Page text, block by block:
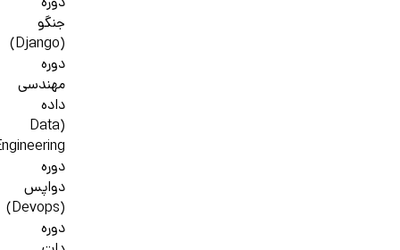
جنگو
(Django)
دوره
مهندسی
داده
(Data
دوره
دواپس
(Devops)
دوره